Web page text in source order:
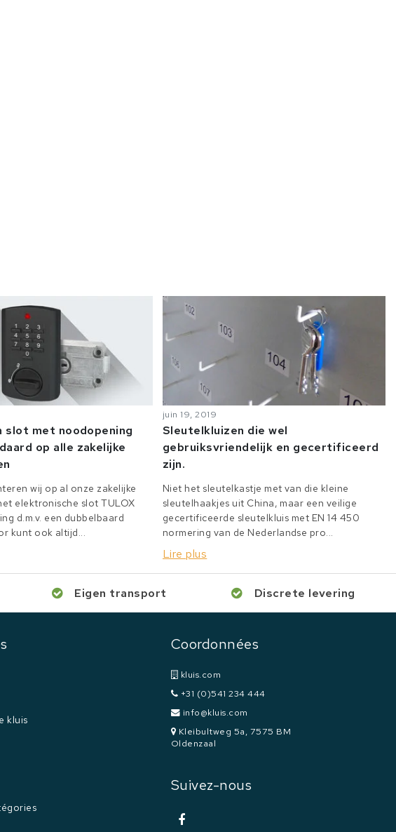
slot met noodopening
op alle zakelijke
wij op al onze zakelijke
elektronische slot TULOX
d.m.v. een dubbelbaard
kunt ook altijd...
juin 19, 2019
Sleutelkluizen die wel
gebruiksvriendelijk en gecertificeerd
zijn.
Niet het sleutelkastje met van die kleine
sleutelhaakjes uit China, maar een veilige
gecertificeerde sleutelkluis met EN 14 450
normering van de Nederlandse pro...
Lire plus
Eigen transport Discrete levering
kluis
Coordonnées
kluis.com
+31 (0)541 234 444
info@kluis.com
Kleibultweg 5a, 7575 BM
Oldenzaal
Suivez-nous